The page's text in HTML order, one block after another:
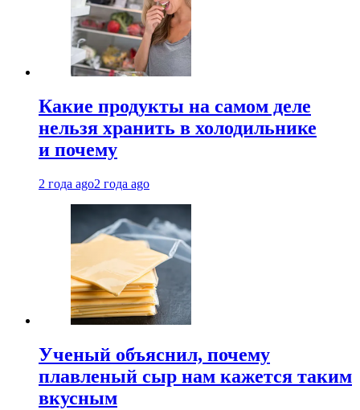
Какие продукты на самом деле
нельзя хранить в холодильнике
и почему
2 года ago2 года ago
Ученый объяснил, почему
плавленый сыр нам кажется таким
вкусным